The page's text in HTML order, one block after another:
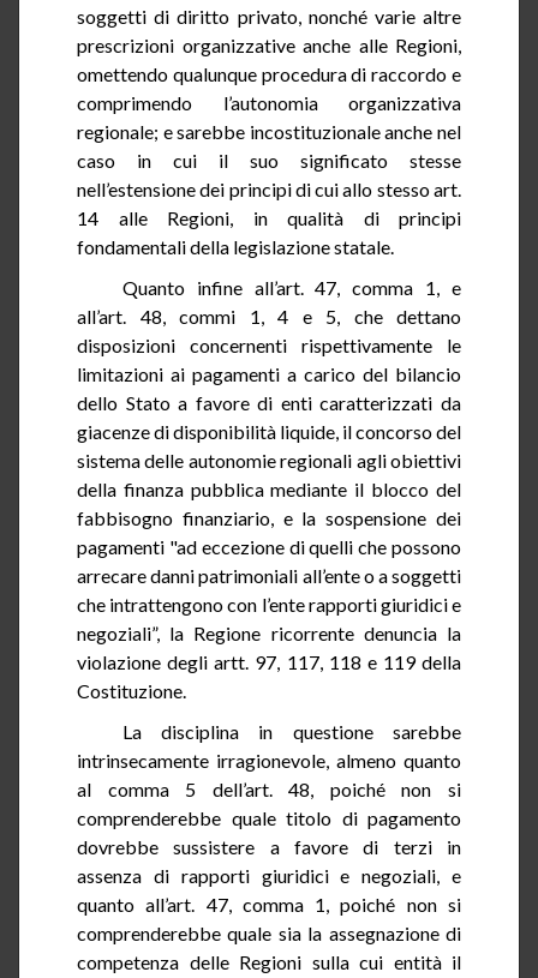
soggetti di diritto privato, nonchévarie altre
prescrizioni organizzative anche alle Regioni,
omettendo qualunque procedura di raccordo e
comprimendo l’autonomia organizzativa
regionale; e sarebbe incostituzionale anche nel
caso in cui il suo significato stesse
nell’estensione dei principi di cui allo stesso art.
14 alle Regioni, in qualità di principi
fondamentali della legislazione statale.
Quanto infine all’art.47 , comma 1, e
all’art. 48, commi 1, 4 e 5, che dettano
disposizioni concernenti rispettivamente le
limitazioni ai pagamenti a carico del bilancio
dello Stato a favore di enti caratterizzati da
giacenze di disponibilità liquide, il concorso del
sistema delle autonomie regionali agli obiettivi
della finanza pubblica mediante il blocco del
fabbisogno finanziario, e la sospensione dei
pagamenti "ad eccezione di quelli che possono
arrecare danni patrimoniali all’ente o a soggetti
che intrattengono con l’ente rapporti giuridici e
negoziali”, la Regione ricorrente denuncia la
violazione degli artt. 97, 117, 118 e 119 della
Costituzione.
La disciplina in questione sarebbe
intrinsecamente irragionevole, almeno quanto
al comma 5 dell’art. 48, poiché non si
comprenderebbe quale titolo di pagamento
dovrebbe sussistere a favore di terzi in
assenza di rapporti giuridici e negoziali, e
quanto all’art. 47, comma 1, poiché non si
comprenderebbe quale sia la assegnazione di
competenza delle Regioni sulla cui entità il